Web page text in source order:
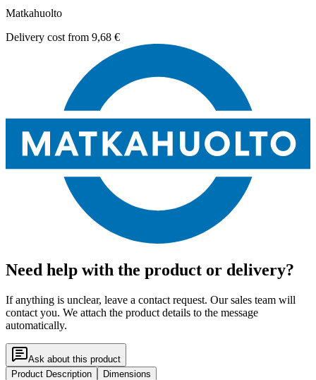
Matkahuolto
Delivery cost from 9,68 €
Need help with the product or delivery?
If anything is unclear, leave a contact request. Our sales team will
contact you. We attach the product details to the message
automatically.
Ask about this product
Product Description
Dimensions